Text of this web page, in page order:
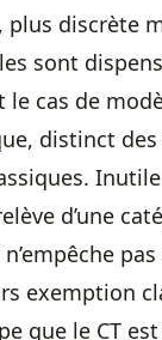
discrète
sont
le cas de
distinct
d’une
n’empêche
exemption
que le CT est